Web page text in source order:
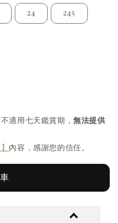
24 245
適用七天鑑賞期，無法提供
內容，感謝您的信任。